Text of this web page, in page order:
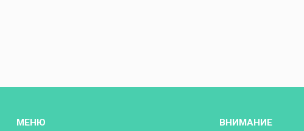
МЕНЮ ВНИМАНИЕ